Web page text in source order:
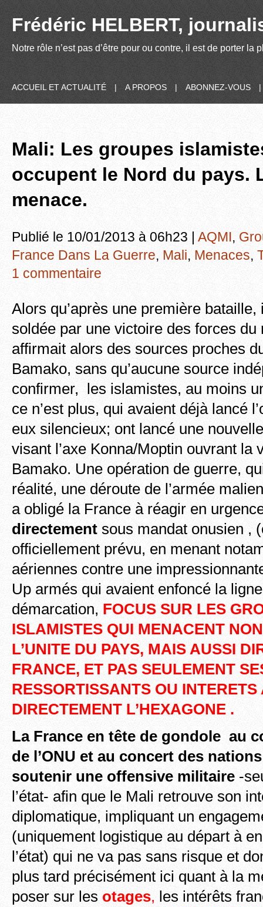
Frédéric HELBERT,
Notre rôle n’est pas d’être pour ou contre, il est de porter
ACCUEIL ET ACTUALITÉ | A PROPOS | ABONNEZ-VOUS |
Mali: Les groupes
occupent le Nord du pays.
menace.
Publié le 10/01/2013 à 06h23 | AQMI,
France Dans La Guerre, Mali, Menaces,
1 commentaire
Alors qu’après une première bataille,
soldée par une victoire des forces du
affirmait alors des sources proches
Bamako, sans qu’aucune source
confirmer, les islamistes, au moins
ce n’est plus, qui avaient déjà lancé
eux silencieux; ont lancé une
visant l’axe Konna/Moptin ouvrant la
Bamako. Une opération de guerre,
réalité, une déroute de l’armée
a obligé la France à réagir en
directement sous mandat onusien ,
officiellement prévu, en menant
aériennes contre une
Up armés qui avaient enfoncé la
démarcation, FOCUS SUR LES
ISLAMISTES QUI MENACENT
L’UNITE DU PAYS, MAIS AUSSI
FRANCE, ET PAS SEULEMENT
RESSORTISSANTS OU
DIRECTEMENT L’HEXAGONE .
La France en tête de gondole au
de l’ONU et au concert des
soutenir une offensive militaire -
l’état- afin que le Mali retrouve son
diplomatique, impliquant un
(uniquement logistique au départ à
l’état) qui ne va pas sans risque et
plus tard précisément ici quant à la
poser sur les otages, les intérêts